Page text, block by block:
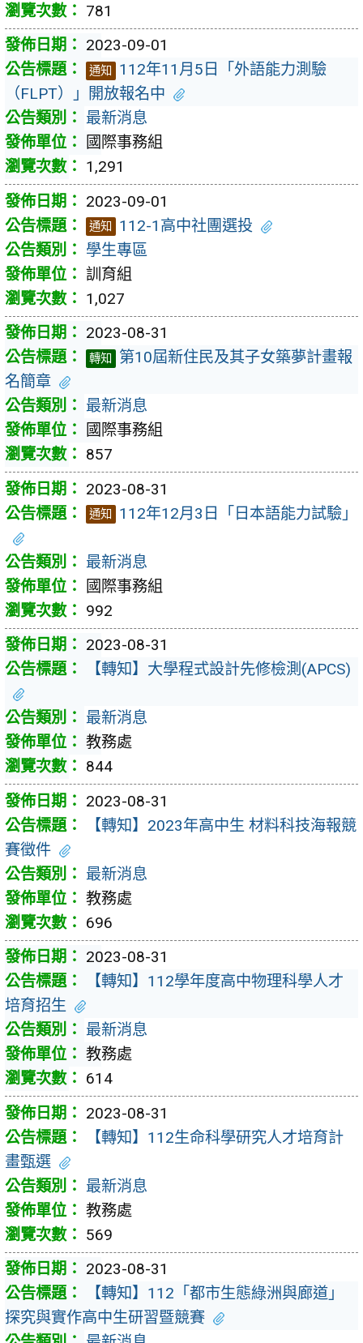
781
2023-09-01
通知
112年11月5日「外語能力測驗
（FLPT）」開放報名中
最新消息
國際事務組
1,291
2023-09-01
通知
112-1高中社團選投
學生專區
訓育組
1,027
2023-08-31
轉知
第10屆新住民及其子女築夢計畫報
名簡章
最新消息
國際事務組
857
2023-08-31
通知 112年12月3日「日本語能力試驗」
最新消息
國際事務組
992
2023-08-31
【轉知】大學程式設計先修檢測(APCS)
最新消息
教務處
844
2023-08-31
【轉知】2023年高中生 材料科技海報競
賽徵件
最新消息
教務處
696
2023-08-31
【轉知】112學年度高中物理科學人才
培育招生
最新消息
教務處
614
2023-08-31
【轉知】112生命科學研究人才培育計
畫甄選
最新消息
教務處
569
2023-08-31
【轉知】112「都市生態綠洲與廊道」
探究與實作高中生研習暨競賽